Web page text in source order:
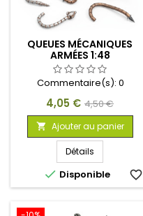
QUEUES MÉCANIQUES
ARMÉES 1:48
Commentaire(s): 0
Prix
4,05 € Prix
de
base
4,50 €
 Ajouter au panier
Détails
 Disponible favorite_border